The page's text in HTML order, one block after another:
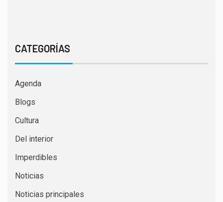
CATEGORÍAS
Agenda
Blogs
Cultura
Del interior
Imperdibles
Noticias
Noticias principales